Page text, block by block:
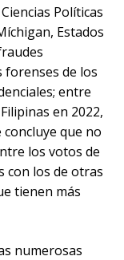
Políticas
Estados
forenses de los
entre
en 2022,
que no
los votos de
con los de otras
tienen más
numerosas